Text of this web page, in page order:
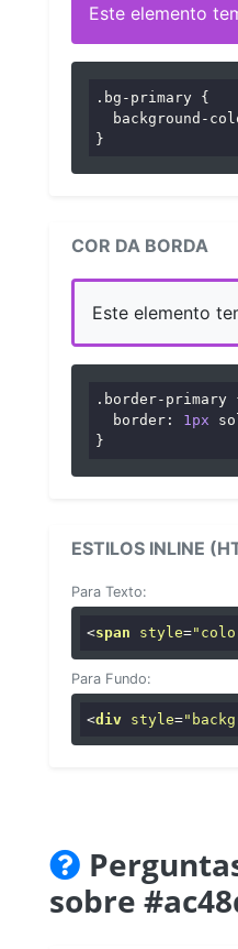
Este elemento
.bg-primary {
background-
}
COR DA BORDA
Este elemento
.border-primary
border : 1px
}
ESTILOS INLINE
Para Texto:
<span style=
Para Fundo:
<div style=
sobre